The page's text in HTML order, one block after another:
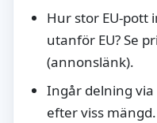
Hur stor EU-pott
utanför EU? Se
(annonslänk).
Ingår delning
efter viss mängd.